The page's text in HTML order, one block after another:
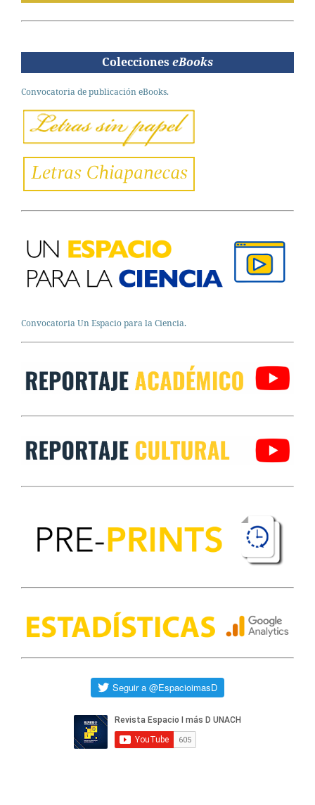
Colecciones eBooks
Convocatoria de publicación eBooks.
Convocatoria Un Espacio para la Ciencia.